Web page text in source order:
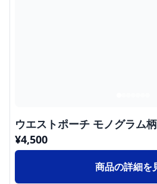
ウエストポーチ モノグラム
¥4,500
商品の詳細を